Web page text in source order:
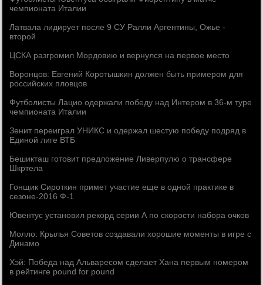
чемпионата Италии
Латвала лидирует после 9 СУ Ралли Аргентины, Ожье -
второй
ЦСКА разгромил Мордовию и вернулся на первое место
Воронцов: Евгений Коротышкин должен быть примером для
российских пловцов
Футболисты Лацио одержали победу над Интером в 36-м туре
чемпионата Италии
Зенит переиграл УНИКС и одержал шестую победу подряд в
Единой лиге ВТБ
Бешикташ готовит предложение Ливерпулю о трансфере
Шкртела
Гонщик Сироткин примет участие еще в одной практике в
сезоне-2016 Ф-1
Ювентус установил рекорд серии А по скорости набора очков
Молло: Крылья Советов создавали хорошие моменты в игре с
Динамо
Хэй: Победа над Альваресом сделает Хана первым номером
в рейтинге pound for pound